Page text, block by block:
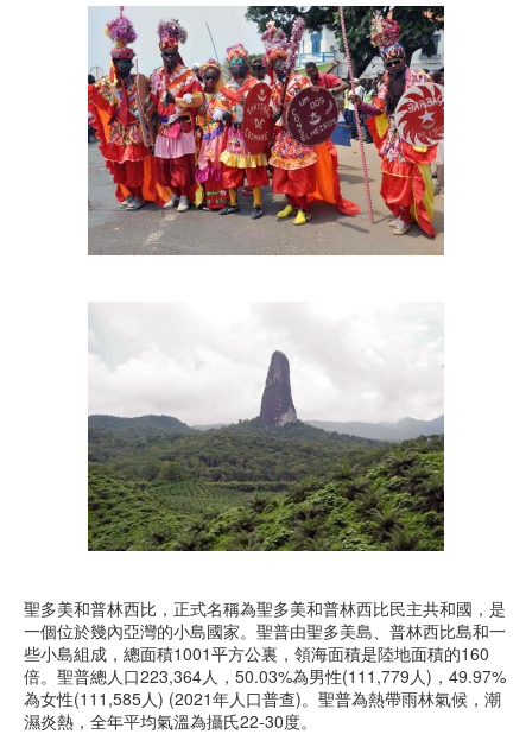
聖多美和普林西比，正式名稱為聖多美和普林西比民主共和國，是
一個位於幾內亞灣的小島國家。聖普由聖多美島、普林西比島和一
些小島組成，總面積1001平方公裏，領海面積是陸地面積的160
倍。聖普總人口223,364人，50.03%為男性(111,779人)，49.97%
為女性(111,585人) (2021年人口普查)。聖普為熱帶雨林氣候，潮
濕炎熱，全年平均氣溫為攝氏22-30度。